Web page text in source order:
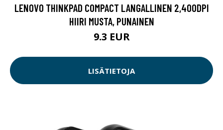
LENOVO THINKPAD COMPACT LANGALLINEN 2,400DPI
HIIRI MUSTA, PUNAINEN
9.3 EUR
LISÄTIETOJA